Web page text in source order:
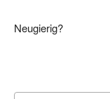
Neugierig?